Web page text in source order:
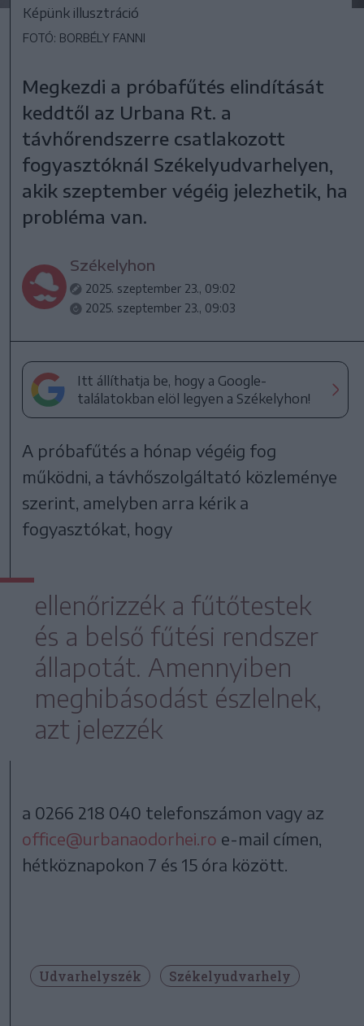
Képünk illusztráció
FOTÓ: BORBÉLY FANNI
Megkezdi a próbafűtés elindítását
keddtől az Urbana Rt. a
távhőrendszerre csatlakozott
fogyasztóknál Székelyudvarhelyen,
akik szeptember végéig jelezhetik, ha
probléma van.
Székelyhon
2025. szeptember 23., 09:02
2025. szeptember 23., 09:03
Itt állíthatja be, hogy a Google-
találatokban elöl legyen a Székelyhon!
A próbafűtés a hónap végéig fog
működni, a távhőszolgáltató közleménye
szerint, amelyben arra kérik a
fogyasztókat, hogy
ellenőrizzék a fűtőtestek
és a belső fűtési rendszer
állapotát. Amennyiben
meghibásodást észlelnek,
azt jelezzék
a 0266 218 040 telefonszámon vagy az
office@urbanaodorhei.ro e-mail címen,
hétköznapokon 7 és 15 óra között.
Udvarhelyszék Székelyudvarhely